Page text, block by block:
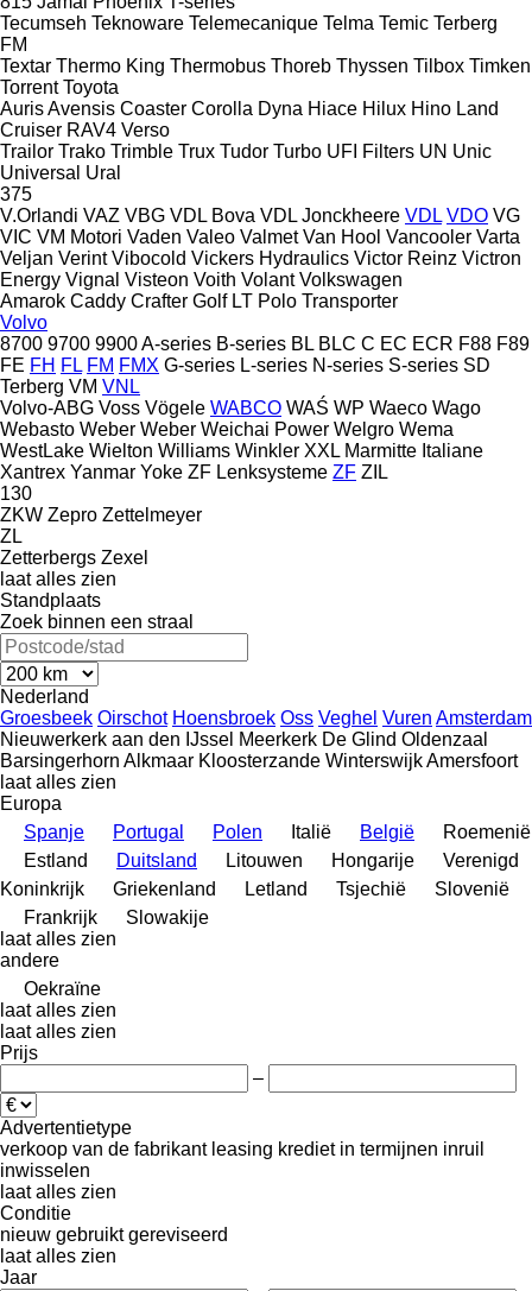
Tecumseh Teknoware Telemecanique Telma Temic Terberg
FM
Textar Thermo King Thermobus Thoreb Thyssen Tilbox Timken
Torrent Toyota
AurisAvensis Coaster Corolla Dyna Hiace Hilux Hino Land
Cruiser RAV4 Verso
Trailor Trako Trimble Trux Tudor Turbo UFI Filters UN Unic
Universal Ural
375
V.Orlandi VAZ VBG VDL Bova VDL Jonckheere VDL VDO VG
VIC VM Motori Vaden Valeo Valmet Van Hool Vancooler Varta
Veljan Verint Vibocold Vickers Hydraulics Victor Reinz Victron
Energy Vignal Visteon Voith Volant Volkswagen
Amarok Caddy Crafter Golf LT Polo Transporter
Volvo
8700 9700 9900A-series B-series BL BLC C EC ECR F88 F89
FE FH FL FM FMX G-series L-series N-series S-series SD
Terberg VM VNL
Volvo-ABG Voss Vögele WABCO WAŚ WP Waeco Wago
Webasto Weber Weber Weichai Power Welgro Wema
WestLake Wielton Williams Winkler XXL Marmitte Italiane
Xantrex Yanmar Yoke ZF Lenksysteme ZF ZIL
130
ZKW Zepro Zettelmeyer
ZL
Zetterbergs Zexel
laat alles zien
Standplaats
Zoek binnen een straal
Nederland
Groesbeek Oirschot Hoensbroek Oss Veghel Vuren Amsterdam
Nieuwerkerk aan den IJssel Meerkerk De Glind Oldenzaal
Barsingerhorn Alkmaar Kloosterzande WinterswijkAmersfoort
laat alles zien
Europa
Spanje
Portugal Polen Italië België
Roemenië
Estland
Duitsland Litouwen Hongarije
Verenigd
Koninkrijk
Griekenland Letland Tsjechië
Slovenië
Frankrijk
Slowakije
laat alles zien
andere
Oekraïne
laat alles zien
laat alles zien
Prijs
–
Advertentietype
verkoop van de fabrikant leasing krediet in termijnen inruil
inwisselen
laat alles zien
Conditie
nieuw gebruikt gereviseerd
laat alles zien
Jaar